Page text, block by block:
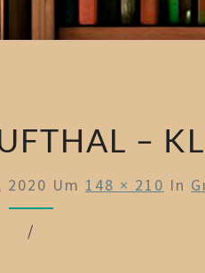
–
2020 Um 148 × 210 In
/